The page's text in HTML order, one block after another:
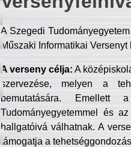
A Szegedi
Műszaki Informatikai
A verseny célja: A
szervezése, melyen a
bemutatására. Emellett
Tudományegyetemmel és
hallgatóivá válhatnak. A
támogatja a